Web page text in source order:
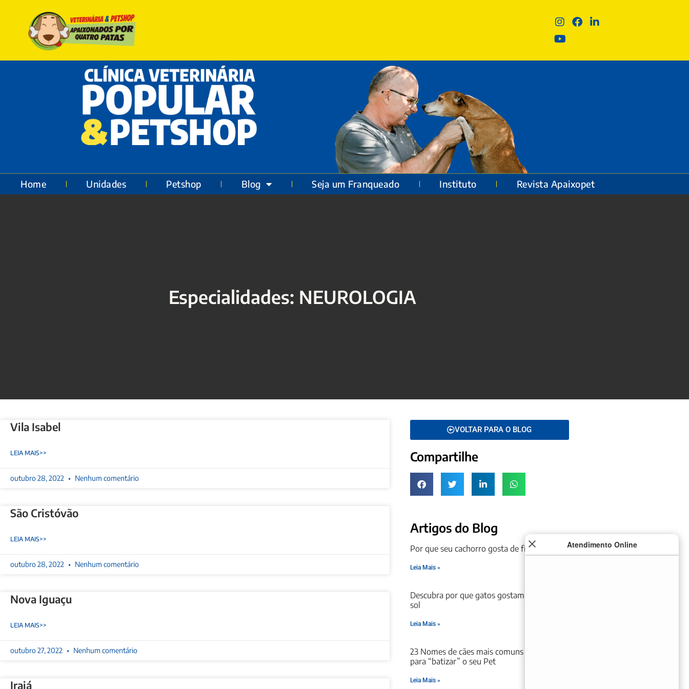
Home Unidades Petshop Blog Seja um Franqueado Instituto Revista Apaixopet
Especialidades: NEUROLOGIA
Vila Isabel
LEIA MAIS>>
outubro 28, 2022 Nenhum comentário
São Cristóvão
LEIA MAIS>>
outubro 28, 2022 Nenhum comentário
Nova Iguaçu
LEIA MAIS>>
outubro 27, 2022 Nenhum comentário
Irajá
VOLTAR PARA O BLOG
Compartilhe
Artigos do Blog
Por que seu cachorro gosta de ficar no Sol?
Leia Mais »
Descubra por que gatos gostam de tomar
sol
Leia Mais »
23 Nomes de cães mais comuns e legais
para “batizar” o seu Pet
Leia Mais »
Atendimento Online